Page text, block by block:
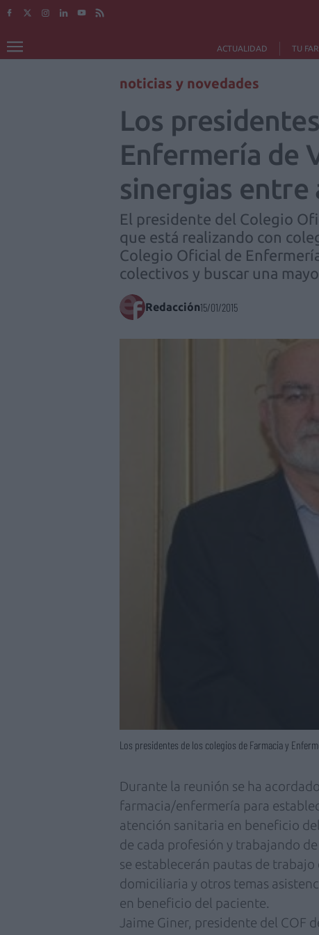
ACTUALIDAD TU
noticias y novedades
Los
Enfermería de
sinergias entre
El presidente del Colegio
que está realizando con
Colegio Oficial de
colectivos y buscar una
Redacción15/01/2015
Los presidentes de los colegios de Farmacia y
Durante la reunión se ha
farmacia/enfermería para
atención sanitaria en beneficio
de cada profesión y trabajando
se establecerán pautas de
domiciliaria y otros temas
en beneficio del paciente.
Jaime Giner, presidente del COF